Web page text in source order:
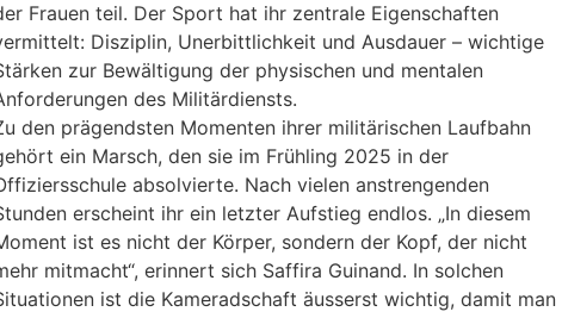
Frauen teil. Der Sport hat ihr zentrale Eigenschaften
Disziplin, Unerbittlichkeit und Ausdauer – wichtige
zur Bewältigung der physischen und mentalen
des Militärdiensts.
den prägendsten Momenten ihrer militärischen Laufbahn
ein Marsch, den sie im Frühling 2025 in der
absolvierte. Nach vielen anstrengenden
erscheint ihr ein letzter Aufstieg endlos. „In diesem
ist es nicht der Körper, sondern der Kopf, der nicht
mitmacht“, erinnert sich Saffira Guinand. In solchen
ist die Kameradschaft äusserst wichtig, damit man